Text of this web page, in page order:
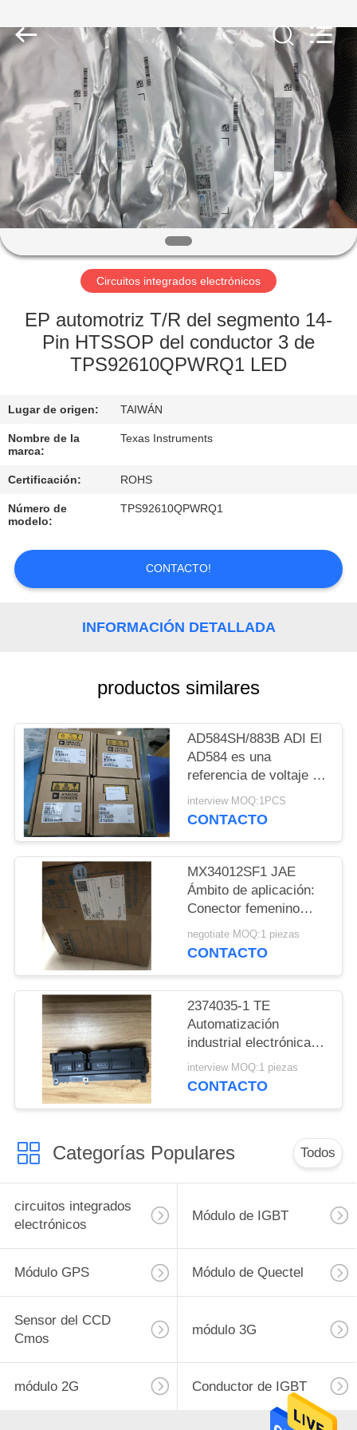
EN
CASA
PRODUCTOS
LOS
VÍDEOS
NOSOTROS
RECORRIDO
LA
FÁBRICA
DE
CALIDAD
CONTACTA
NOTICIAS
MAPA
DEL
SITIO
POLÍTICAS
PRIVACIDAD
All
Rights
Reserved.
Developed
ECER
Circuitos integrados electrónicos
EP automotriz T/R del segmento 14-
Pin HTSSOP del conductor 3 de
TPS92610QPWRQ1 LED
Lugar de origen: TAIWÁN
Nombre de la
marca:
Texas Instruments
Certificación: ROHS
Número de
modelo:
TPS92610QPWRQ1
CONTACTO!
INFORMACIÓN DETALLADA
productos similares
AD584SH/883B ADI El
AD584 es una
referencia de voltaje de
precisión de 8
terminales que ofrece
interview MOQ:1PCS
CONTACTO
MX34012SF1 JAE
Ámbito de aplicación:
Conector femenino
para vehículos
negotiate MOQ:1 piezas
CONTACTO
2374035-1 TE
Automatización
industrial electrónica
de consumo Equipos
médicos
interview MOQ:1 piezas
CONTACTO
Categorías Populares Todos
circuitos integrados
electrónicos
Módulo de IGBT
Módulo GPS Módulo de Quectel
Sensor del CCD
Cmos
módulo 3G
módulo 2G Conductor de IGBT